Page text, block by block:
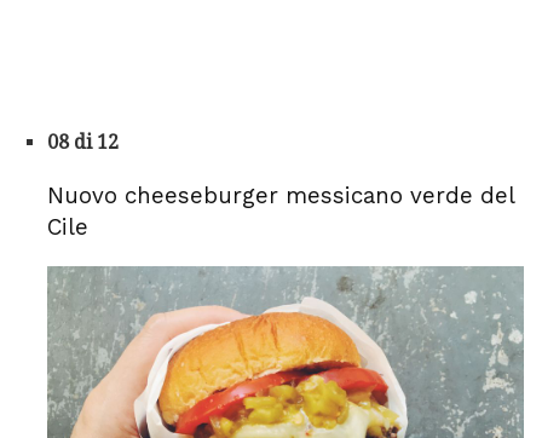
08 di 12
Nuovo cheeseburger messicano verde del
Cile